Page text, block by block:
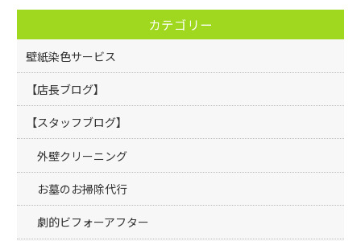
o
o
k
カテゴリー
壁紙染色サービス
【店長ブログ】
【スタッフブログ】
外壁クリーニング
お墓のお掃除代行
劇的ビフォーアフター